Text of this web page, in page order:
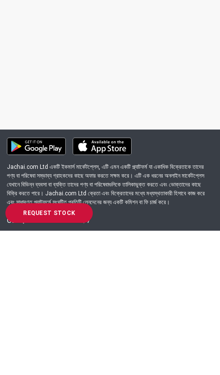
REQUEST STOCK
Jachai.com Ltd একটি ইকমার্স মার্কেটপ্লেস, এটি এমন একটি প্ল্যাটফর্ম যা একাধিক বিক্রেতাকে তাদের
পণ্য বা পরিষেবা সম্ভাব্য গ্রাহকদের কাছে অফার করতে সক্ষম করে। এটি এক ধরনের অনলাইন মার্কেটপ্লেস
যেখানে বিভিন্ন ব্যবসা বা ব্যক্তি তাদের পণ্য বা পরিষেবাগুলিকে তালিকাভুক্ত করতে এবং ভোক্তাদের কাছে
বিক্রি করতে পারে। Jachai.com Ltd ক্রেতা এবং বিক্রেতাদের মধ্যে মধ্যস্থতাকারী হিসাবে কাজ করে
এবং সাধারণত প্ল্যাটফর্মে সংঘটিত প্রতিটি লেনদেনের জন্য একটি কমিশন বা ফি চার্জ করে।
Got Question? Call us 24/7